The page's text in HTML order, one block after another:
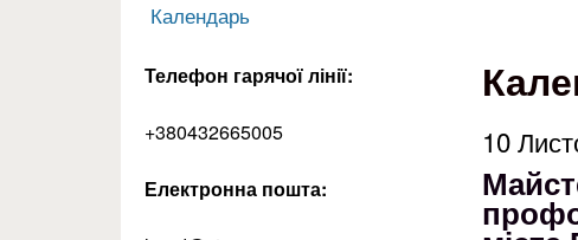
Ви є тут
Календарь
10
Телефон гарячої лінії:
+380432665005
Електронна пошта: